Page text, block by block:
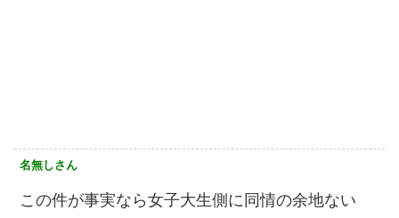
名無しさん
この件が事実なら女子大生側に同情の余地ない